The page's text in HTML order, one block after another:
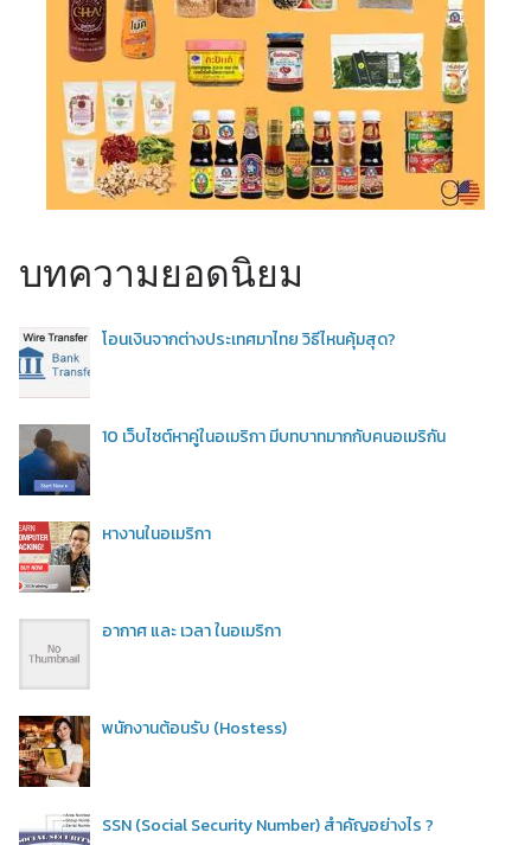
บทความยอดนิยม
โอนเงินจากต่างประเทศมาไทย วิธีไหนคุ้มสุด?
10 เว็บไซต์หาคู่ในอเมริกา มีบทบาทมากกับคนอเมริกัน
หางานในอเมริกา
อากาศ และ เวลา ในอเมริกา
พนักงานต้อนรับ (Hostess)
SSN (Social Security Number) สำคัญอย่างไร ?